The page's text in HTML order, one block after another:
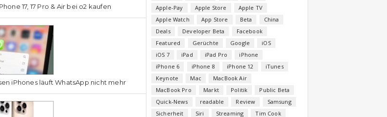
17, 17 Pro & Air bei o2 kaufen
iPhones läuft WhatsApp nicht mehr
Apple-Pay
Apple Store
Apple TV
Apple Watch
App Store Beta
China
Deals
Developer Beta
Facebook
Featured
Gerüchte Google
iOS
iOS 7
iPad iPad Pro
iPhone
iPhone 6
iPhone 8 iPhone 12
iTunes
Keynote
Mac
MacBook Air
MacBook Pro
Markt Politik
Public Beta
Quick-News
readable Review
Samsung
Sicherheit
Siri Streaming
Tim Cook